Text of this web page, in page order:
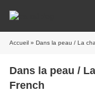
Accueil » Dans la peau / La
Dans la peau /
French